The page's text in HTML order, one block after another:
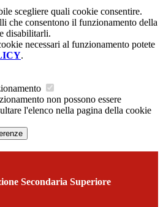
scegliere quali cookie consentire.
che consentono il funzionamento della
disabilitarli.
necessari al funzionamento potete
.
non possono essere
l'elenco nella pagina della cookie
Secondaria Superiore